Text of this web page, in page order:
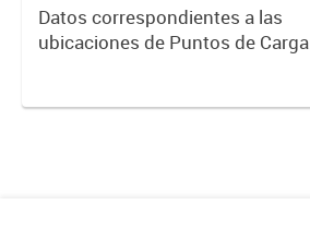
Datos correspondientes a las
ubicaciones de Puntos de Carga